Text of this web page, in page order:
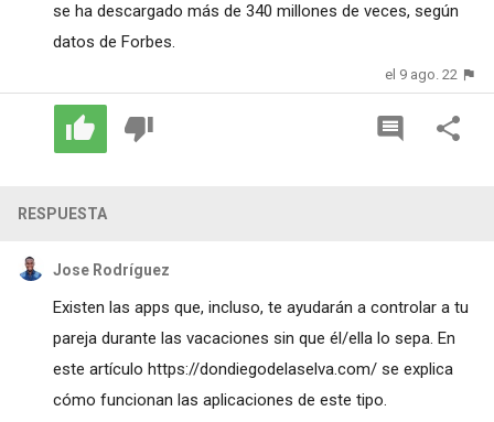
se ha descargado más de 340 millones de veces, según
datos de Forbes.
el 9 ago. 22
RESPUESTA
Jose Rodríguez
Existen las apps que, incluso, te ayudarán a controlar a tu
pareja durante las vacaciones sin que él/ella lo sepa. En
este artículo https://dondiegodelaselva.com/se explica
cómo funcionan las aplicaciones de este tipo.